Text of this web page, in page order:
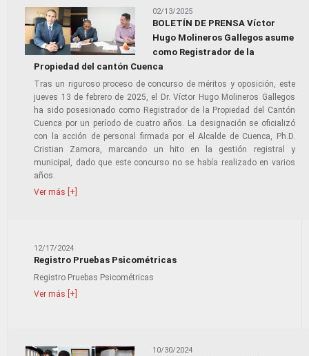
02/13/2025
BOLETÍN DE PRENSA Víctor
Hugo Molineros Gallegos asume
como Registrador de la
Propiedad del cantón Cuenca
Tras un riguroso proceso de concurso de méritos y oposición, este
jueves 13 de febrero de 2025, el Dr. Víctor Hugo Molineros Gallegos
ha sido posesionado como Registrador de la Propiedad del Cantón
Cuenca por un período de cuatro años. La designación se oficializó
con la acción de personal firmada por el Alcalde de Cuenca, Ph.D.
Cristian Zamora, marcando un hito en la gestión registral y
municipal, dado que este concurso no se había realizado en varios
años.
Ver más [+]
12/17/2024
Registro Pruebas Psicométricas
Registro Pruebas Psicométricas
Ver más [+]
10/30/2024